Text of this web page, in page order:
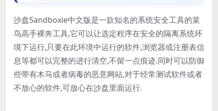
沙盘Sandboxie中文版是一款知名的系统安全工具的菜
鸟高手裸奔工具,它可以让选定程序在安全的隔离系统环
境下运行,只要在此环境中运行的软件,浏览器或注册表信
息等都可以完整的进行清空,不留一点痕迹.同时可以防御
些带有木马或者病毒的恶意网站,对于经常测试软件或者
不放心的软件,可放心在沙盘里面运行.